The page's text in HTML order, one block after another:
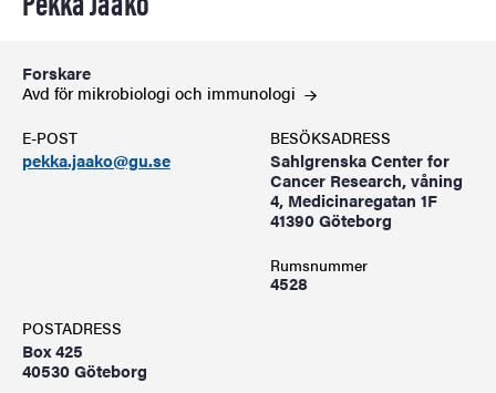
Forskare
Avd för mikrobiologi och immunologi
E-POST
pekka.jaako@gu.se
BESÖKSADRESS
Sahlgrenska Center for
Cancer Research, våning
4, Medicinaregatan 1F
41390 Göteborg
Rumsnummer
4528
POSTADRESS
Box 425
40530 Göteborg